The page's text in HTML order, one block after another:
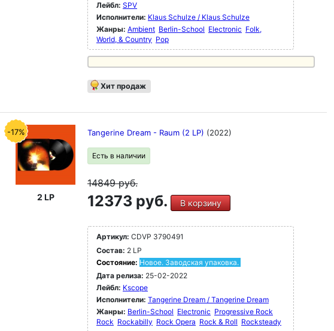
Лейбл: SPV
Исполнители: Klaus Schulze / Klaus Schulze
Жанры: Ambient Berlin-School Electronic Folk,
World, & Country Pop
Хит продаж
-17%
2 LP
Tangerine Dream - Raum (2 LP) (2022)
Есть в наличии
14849руб.
12373 руб. В корзину
Артикул: CDVP 3790491
Состав: 2 LP
Состояние: Новое. Заводская упаковка.
Дата релиза: 25-02-2022
Лейбл: Kscope
Исполнители: Tangerine Dream / Tangerine Dream
Жанры: Berlin-School Electronic Progressive Rock
Rock Rockabilly Rock Opera Rock & Roll Rocksteady